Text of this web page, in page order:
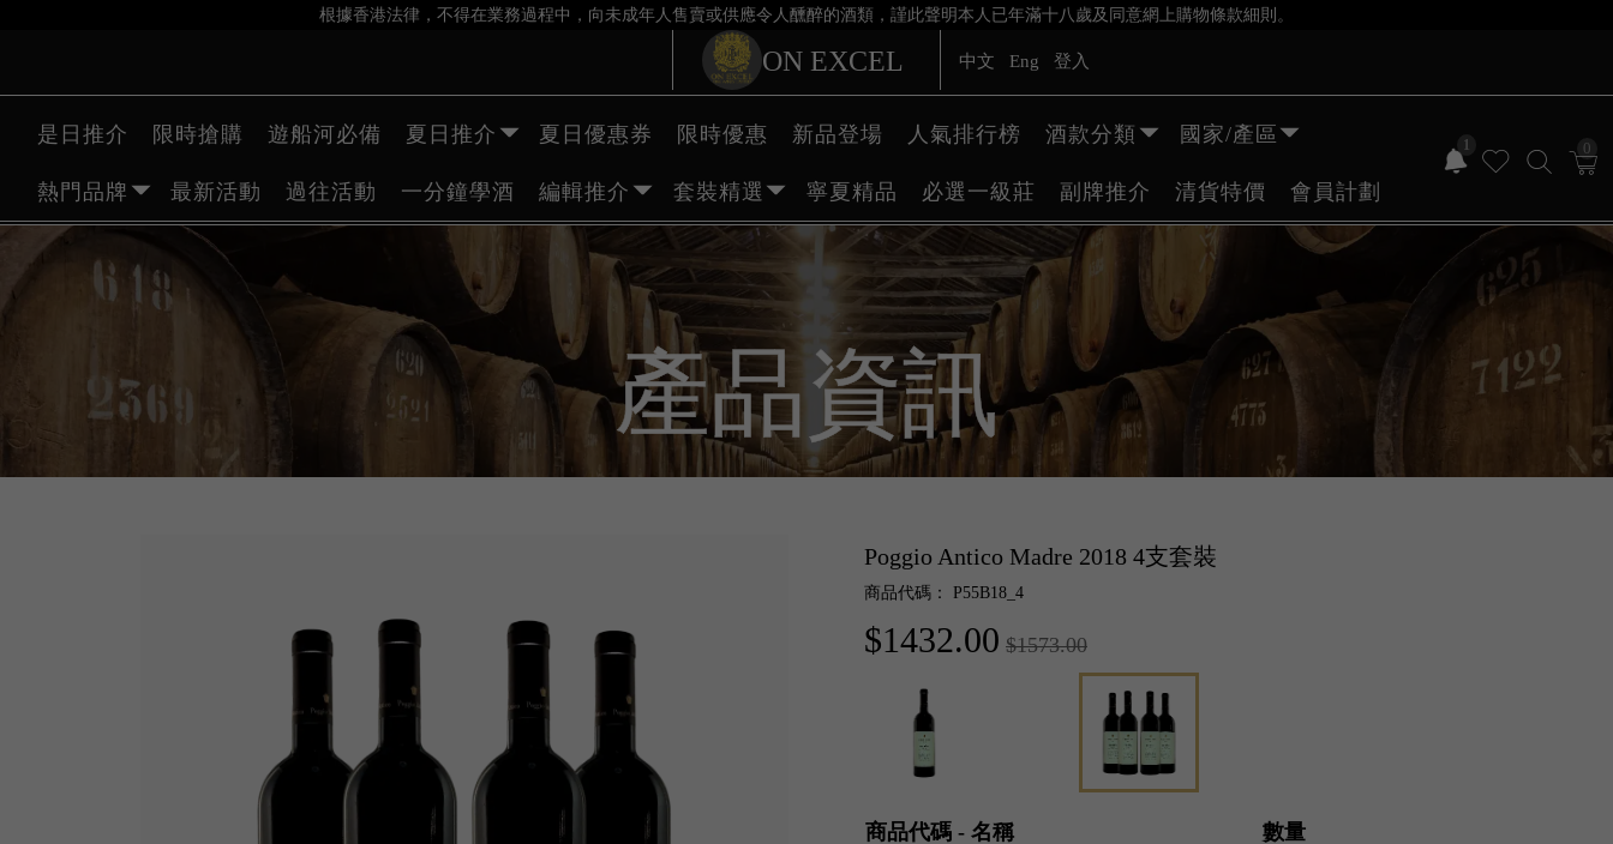
根據香港法律，不得在業務過程中，向未成年人售賣或供應令人醺醉的酒類，謹此聲明本人已年滿十八歲及同意網上購物條款細則。
ON EXCEL 中文 Eng 登入
1 0
是日推介 限時搶購 遊船河必備 夏日推介 夏日優惠券 限時優惠 新品登場 人氣排行榜 酒款分類 國家/產區
熱門品牌 最新活動 過往活動 一分鐘學酒 編輯推介 套裝精選 寧夏精品 必選一級莊 副牌推介 清貨特價 會員計劃
產品資訊
Poggio Antico Madre 2018 4支套裝
商品代碼： P55B18_4
$1432.00 $1573.00
商品代碼 - 名稱 數量